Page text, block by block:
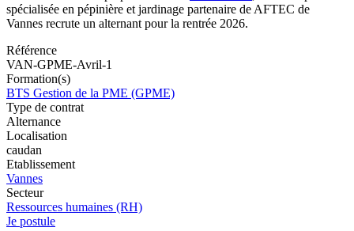
spécialisée en pépinière et jardinage partenaire de AFTEC de
Vannes recrute un alternant pour la rentrée 2026.
Référence
VAN-GPME-Avril-1
Formation(s)
BTS Gestion de la PME (GPME)
Type de contrat
Alternance
Localisation
caudan
Etablissement
Vannes
Secteur
Ressources humaines (RH)
Je postule